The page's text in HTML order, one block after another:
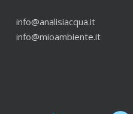
info@analisiacqua.it
info@mioambiente.it